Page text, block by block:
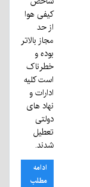
کیفی هوا
از حد
مجاز بالاتر
بوده و
خطرناک
است کلیه
ادارات و
نهاد های
دولتی
تعطیل
شدند.
ادامه
مطلب